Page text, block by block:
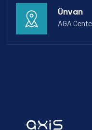
Ünvan
AGA